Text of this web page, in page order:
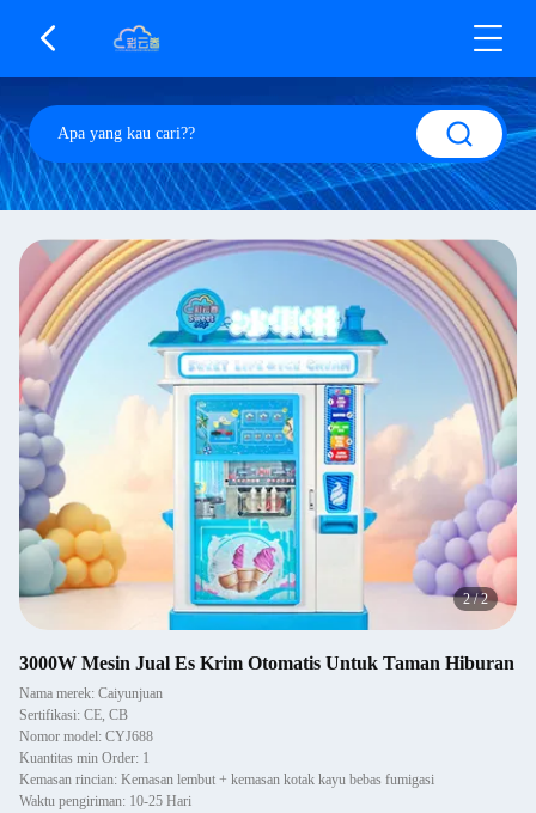
2/2
3000W Mesin Jual Es Krim Otomatis Untuk Taman Hiburan
Nama merek: Caiyunjuan
Sertifikasi: CE, CB
Nomor model: CYJ688
Kuantitas min Order: 1
Kemasan rincian: Kemasan lembut + kemasan kotak kayu bebas fumigasi
Waktu pengiriman: 10-25 Hari